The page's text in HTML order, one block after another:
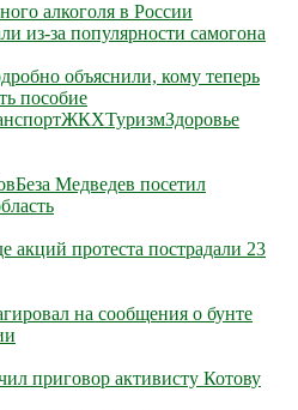
алкоголя в России
из-за популярности самогона
объяснили, кому теперь
пособие
ЖКХТуризмЗдоровье
Медведев посетил
акций протеста пострадали 23
на сообщения о бунте
приговор активисту Котову